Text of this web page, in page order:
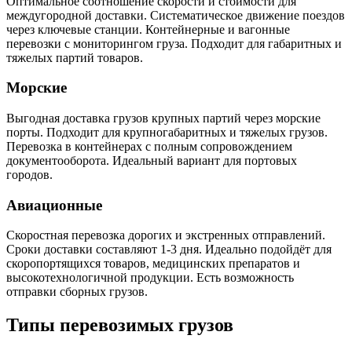
междугородной доставки. Систематическое движение поездов
через ключевые станции. Контейнерные и вагонные
перевозки с мониторингом груза. Подходит для габаритных и
тяжелых партий товаров.
Морские
Выгодная доставка грузов крупных партий через морские
порты. Подходит для крупногабаритных и тяжелых грузов.
Перевозка в контейнерах с полным сопровождением
документооборота. Идеальный вариант для портовых
городов.
Авиационные
Скоростная перевозка дорогих и экстренных отправлений.
Сроки доставки составляют 1-3 дня. Идеально подойдёт для
скоропортящихся товаров, медицинских препаратов и
высокотехнологичной продукции. Есть возможность
отправки сборных грузов.
Типы перевозимых грузов